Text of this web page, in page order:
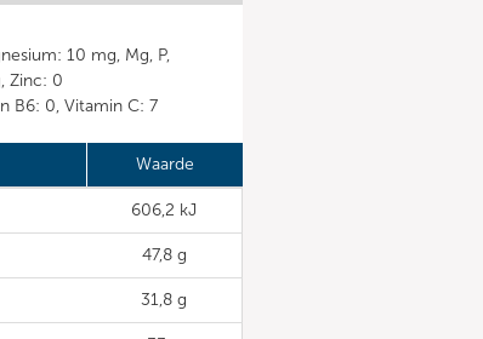
10 mg, Mg, P,
Zinc: 0
B6: 0, Vitamin C: 7
Waarde
606,2 kJ
47,8 g
31,8 g